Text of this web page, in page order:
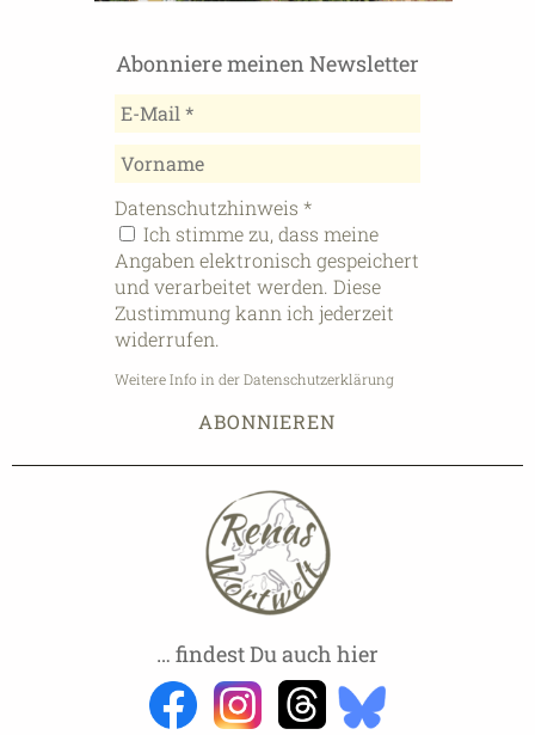
Abonniere meinen Newsletter
Datenschutzhinweis *
Ich stimme zu, dass meine
Angaben elektronisch gespeichert
und verarbeitet werden. Diese
Zustimmung kann ich jederzeit
widerrufen.
Weitere Info in der Datenschutzerklärung
… findest Du auch hier